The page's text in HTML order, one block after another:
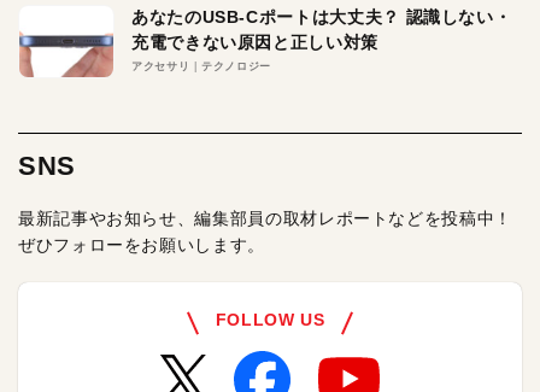
あなたのUSB-Cポートは大丈夫？ 認識しない・
充電できない原因と正しい対策
アクセサリ テクノロジー
SNS
最新記事やお知らせ、編集部員の取材レポートなどを投稿中！
ぜひフォローをお願いします。
FOLLOW US